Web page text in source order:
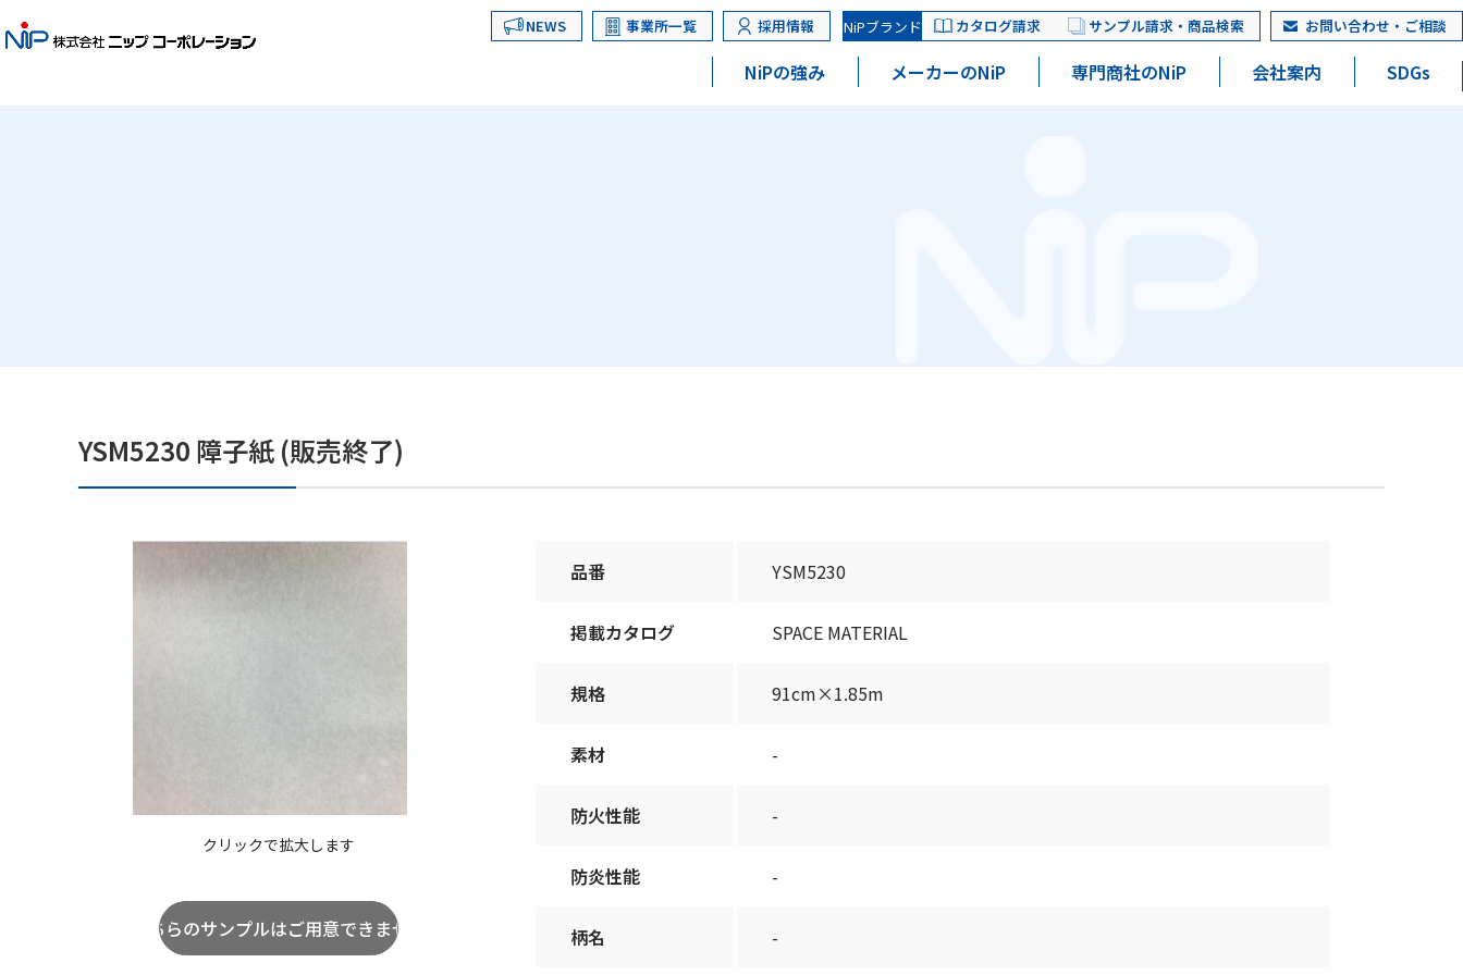
NEWS 事業所一覧 採用情報 NiPブランド カタログ請求 サンプル請求・商品検索 お問い合わせ・ご相談
NiPの強み メーカーのNiP 専門商社のNiP 会社案内 SDGs
YSM5230 障子紙 (販売終了)
クリックで拡大します
品番 YSM5230
掲載カタログ SPACE MATERIAL
規格 91cm×1.85m
素材 -
防火性能 -
防炎性能 -
柄名 -